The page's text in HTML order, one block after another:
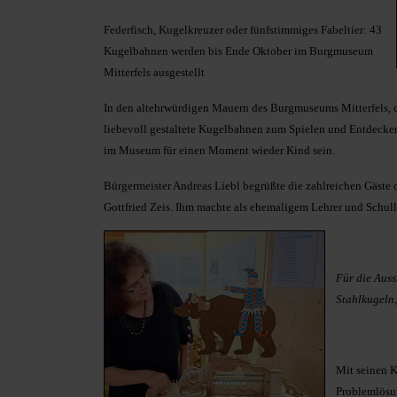
Federfisch, Kugelkreuzer oder fünfstimmiges Fabeltier: 43
Kugelbahnen werden bis Ende Oktober im Burgmuseum
Mitterfels ausgestellt
In den altehrwürdigen Mauern des Burgmuseums Mitterfels,
liebevoll gestaltete Kugelbahnen zum Spielen und
im Museum für einen Moment wieder Kind sein.
Bürgermeister Andreas Liebl begrüßte die zahlreichen
Gottfried Zeis. Ihm machte als ehemaligem Lehrer und
Für die
Mit seinen